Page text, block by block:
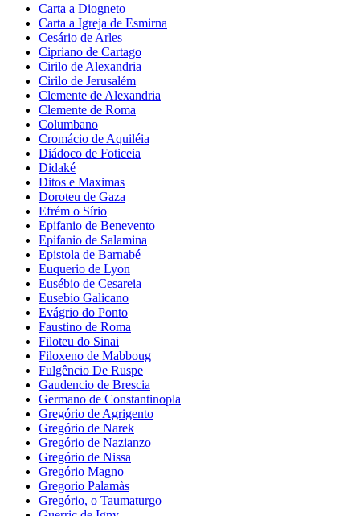
Carta a Diogneto
Carta a Igreja de Esmirna
Cesário de Arles
Cipriano de Cartago
Cirilo de Alexandria
Cirilo de Jerusalém
Clemente de Alexandria
Clemente de Roma
Columbano
Cromácio de Aquiléia
Diádoco de Foticeia
Didaké
Ditos e Maximas
Doroteu de Gaza
Efrém o Sírio
Epifanio de Benevento
Epifanio de Salamina
Epistola de Barnabé
Euquerio de Lyon
Eusébio de Cesareia
Eusebio Galicano
Evágrio do Ponto
Faustino de Roma
Filoteu do Sinai
Filoxeno de Mabboug
Fulgêncio De Ruspe
Gaudencio de Brescia
Germano de Constantinopla
Gregório de Agrigento
Gregório de Narek
Gregório de Nazianzo
Gregório de Nissa
Gregório Magno
Gregorio Palamàs
Gregório, o Taumaturgo